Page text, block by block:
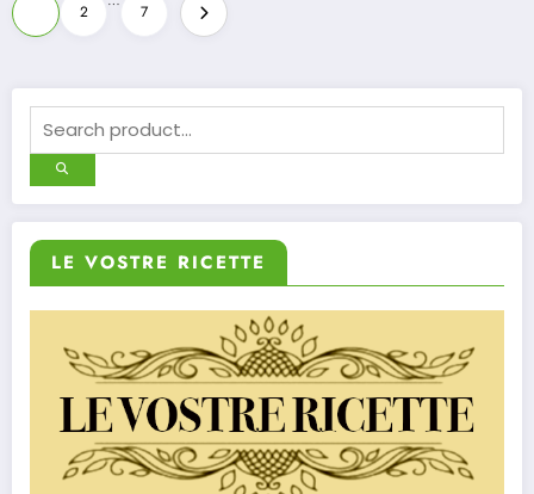
degli
articoli
2 7
LE VOSTRE RICETTE